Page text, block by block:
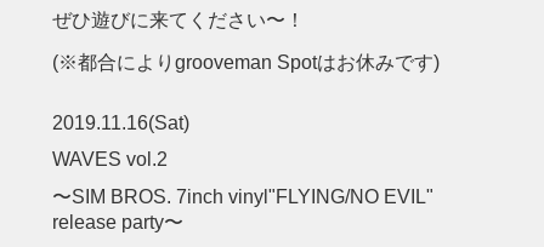
ぜひ遊びに来てください〜！
(※都合によりgrooveman Spotはお休みです)
2019.11.16(Sat)
WAVES vol.2
〜SIM BROS. 7inch vinyl"FLYING/NO EVIL"
release party〜